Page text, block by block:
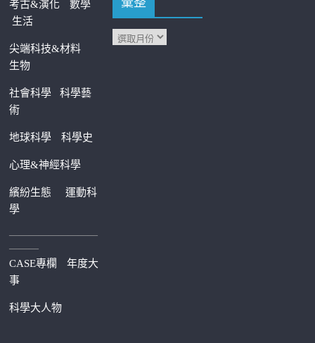
考古&演化
數學
生活
尖端科技&材料
生物
社會科學科學藝
術
地球科學 科學史
心理&神經科學
繽紛生態運動科
學
—————————
———
CASE專欄
年度大
事
科學大人物